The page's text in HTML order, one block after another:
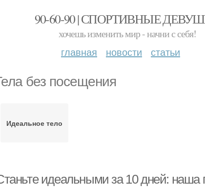
90-60-90 | СПОРТИВНЫЕ
хочешь изменить мир - начни с себя!
главная новости статьи
без посещения
Идеальное тело
идеальными за 10 дней: